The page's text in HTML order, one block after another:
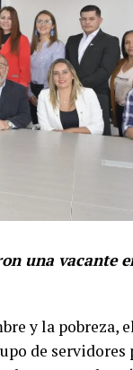
una vacante
y la pobreza,
de servidores